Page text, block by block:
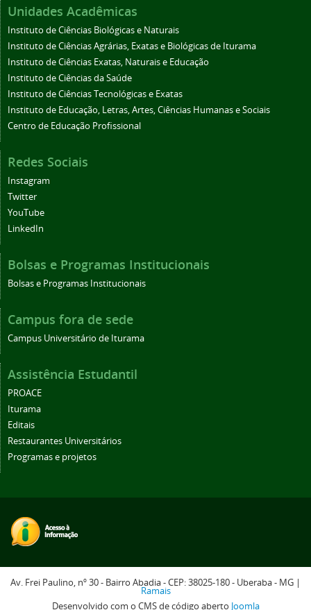
Unidades Acadêmicas
Instituto de Ciências Biológicas e Naturais
Instituto de Ciências Agrárias, Exatas e Biológicas de Iturama
Instituto de Ciências Exatas, Naturais e Educação
Instituto de Ciências da Saúde
Instituto de Ciências Tecnológicas e Exatas
Instituto de Educação, Letras, Artes, Ciências Humanas e Sociais
Centro de Educação Profissional
Redes Sociais
Instagram
Twitter
YouTube
LinkedIn
Bolsas e Programas Institucionais
Bolsas e Programas Institucionais
Campus fora de sede
Campus Universitário de Iturama
Assistência Estudantil
PROACE
Iturama
Editais
Restaurantes Universitários
Programas e projetos
Av. Frei Paulino, nº 30 - Bairro Abadia - CEP: 38025-180 - Uberaba - MG |
Ramais
Desenvolvido com o CMS de código aberto Joomla